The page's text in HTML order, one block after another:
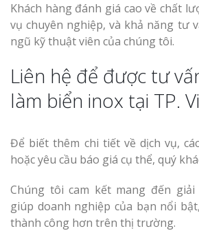
Khách hàng đánh giá cao về chất
vụ chuyên nghiệp, và khả năng tư
ngũ kỹ thuật viên của chúng tôi.
Liên hệ để được tư
làm biển inox tại TP.
Để biết thêm chi tiết về dịch vụ,
hoặc yêu cầu báo giá cụ thể, quý
Chúng tôi cam kết mang đến
giúp doanh nghiệp của bạn nổi
thành công hơn trên thị trường.